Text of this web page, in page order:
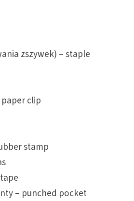
zszywek) – staple
clip
stamp
– punched pocket